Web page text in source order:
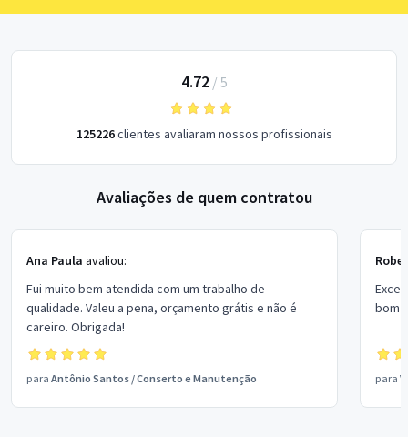
4.72/ 5
125226clientes avaliaram nossos profissionais
Avaliações de quem contratou
Ana Paula avaliou:
Fui muito bem atendida com um trabalho de
qualidade. Valeu a pena, orçamento grátis e não é
careiro. Obrigada!
para Antônio Santos /Conserto e Manutenção
bom
para